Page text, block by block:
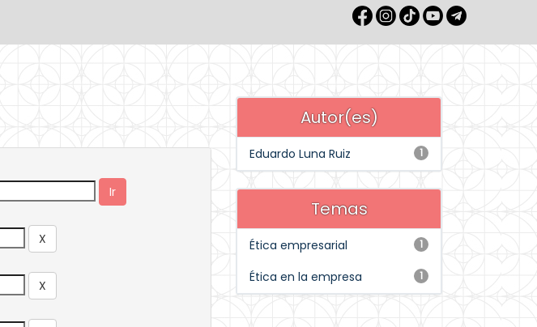
Autor(es)
1
Eduardo Luna Ruiz
Temas
1
Ética empresarial
1
Ética en la empresa